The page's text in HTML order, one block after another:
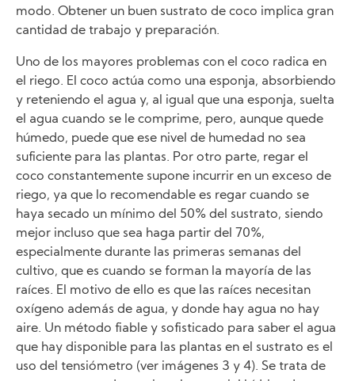
modo. Obtener un buen sustrato de coco implica gran
cantidad de trabajo y preparación.
Uno de los mayores problemas con el coco radica en
el riego. El coco actúa como una esponja, absorbiendo
y reteniendo el agua y, al igual que una esponja, suelta
el agua cuando se le comprime, pero, aunque quede
húmedo, puede que ese nivel de humedad no sea
suficiente para las plantas. Por otro parte, regar el
coco constantemente supone incurrir en un exceso de
riego, ya que lo recomendable es regar cuando se
haya secado un mínimo del 50% del sustrato, siendo
mejor incluso que sea haga partir del 70%,
especialmente durante las primeras semanas del
cultivo, que es cuando se forman la mayoría de las
raíces. El motivo de ello es que las raíces necesitan
oxígeno además de agua, y donde hay agua no hay
aire. Un método fiable y sofisticado para saber el agua
que hay disponible para las plantas en el sustrato es el
uso del tensiómetro (ver imágenes 3 y 4). Se trata de